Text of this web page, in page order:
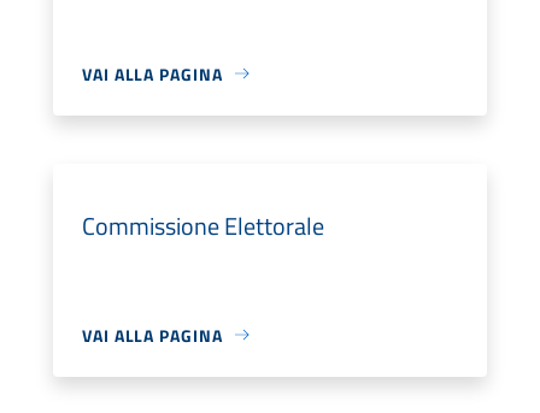
VAI ALLA PAGINA
Commissione Elettorale
VAI ALLA PAGINA